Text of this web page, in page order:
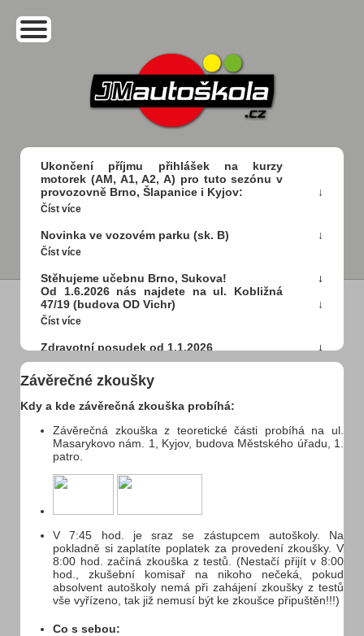
Ukončení příjmu přihlášek na kurzy
motorek (AM, A1, A2, A) pro tuto sezónu v
provozovně Brno, Šlapanice i Kyjov:
Číst více
Novinka ve vozovém parku (sk. B)
Číst více
Stěhujeme učebnu Brno, Sukova!
Od 1.6.2026 nás najdete na ul. Kobližná
47/19 (budova OD Vichr)
Číst více
Zdravotní posudek od 1.1.2026
Číst více
Novinka ve vozovém parku (sk. B)
Číst více
Novinka ve vozovém parku (sk. A2)
Číst více
Ukončení příjmu přihlášek na sk. C a CE:
Číst více
Řízení sk. B (osobní auta) od 17-ti let - s
mentorem.
Číst více
Závěrečné zkoušky
Kdy a kde závěrečná zkouška probíhá:
Závěrečná zkouška z teoretické části probíhá na ul.
Masarykovo nám. 1, Kyjov, budova Městského úřadu, 1.
patro.
V 7:45 hod. je sraz se zástupcem autoškoly. Na
pokladně si zaplatíte poplatek za provedení zkoušky. V
8:00 hod. začíná zkouška z testů. (Nestačí přijít v 8:00
hod., zkušební komisař na nikoho nečeká, pokud
absolvent autoškoly nemá při zahájení zkoušky z testů
vše vyřízeno, tak již nemusí být ke zkoušce připuštěn!!!)
Co s sebou: